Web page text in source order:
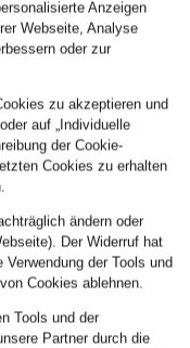
Anzeigen
Webseite, Analyse
oder zur
zu akzeptieren und
auf „Individuelle
der Cookie-
Cookies zu erhalten
ändern oder
Der Widerruf hat
der Tools und
Cookies ablehnen.
Tools und der
Partner durch die